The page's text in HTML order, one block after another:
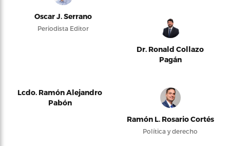
Oscar J. Serrano
Periodista Editor
Dr. Ronald Collazo
Pagán
Lcdo. Ramón Alejandro
Pabón
Ramón L. Rosario Cortés
Política y derecho